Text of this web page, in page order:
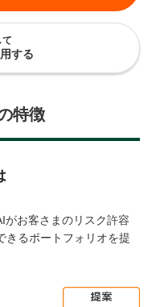
て
する
特徴
がお客さまのリスク許容
きるポートフォリオを提